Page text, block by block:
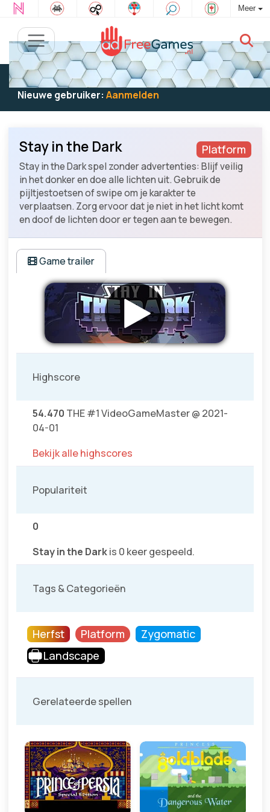
Meer
Bestaande gebruiker: Log in
om te spelen
Nieuwe gebruiker: Aanmelden
Platform
Stay in the Dark
Stay in the Dark spel zonder advertenties: Blijf veilig
in het donker en doe alle lichten uit. Gebruik de
pijltjestoetsen of swipe om je karakter te
verplaatsen. Zorg ervoor dat je niet in het licht komt
en doof de lichten door er tegen aan te bewegen.
Game trailer
Highscore
54.470 THE #1 VideoGameMaster @ 2021-
04-01
Bekijk alle highscores
Populariteit
0
Stay in the Darkis 0 keer gespeeld.
Tags & Categorieën
Herfst Platform
Zygomatic
Landscape
Gerelateerde spellen